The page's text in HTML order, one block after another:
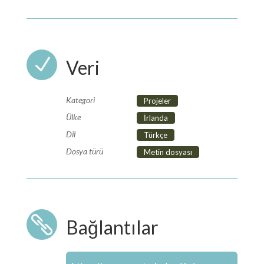
N Veri
Kategori Projeler
Ülke İrlanda
Dil Türkçe
Dosya türü Metin dosyası
 Bağlantılar